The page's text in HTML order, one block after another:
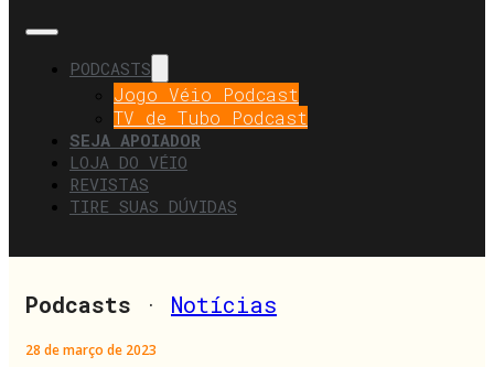
PODCASTS
Jogo Véio Podcast
TV de Tubo Podcast
SEJA APOIADOR
LOJA DO VÉIO
REVISTAS
TIRE SUAS DÚVIDAS
Podcasts · Notícias
28 de março de 2023